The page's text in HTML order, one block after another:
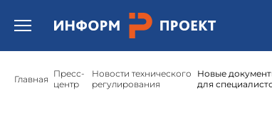
Открыть бургер меню.
Главная Пресс-
центр
Новости технического
регулирования
Новые
для